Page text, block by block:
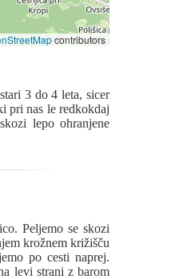
contributors
3 do 4 leta, sicer
pri nas le redkokdaj
lepo ohranjene
Peljemo se skozi
krožnem križišču
po cesti naprej.
levi strani z barom